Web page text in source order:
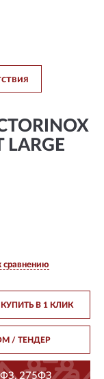
LARGE
сравнению
КУПИТЬ В 1 КЛИК
/ ТЕНДЕР
275ФЗ